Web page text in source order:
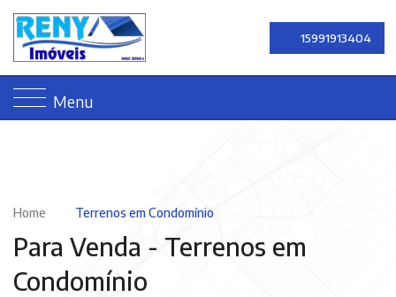
15991913404
Menu
Home Terrenos em Condomínio
Para Venda - Terrenos em
Condomínio